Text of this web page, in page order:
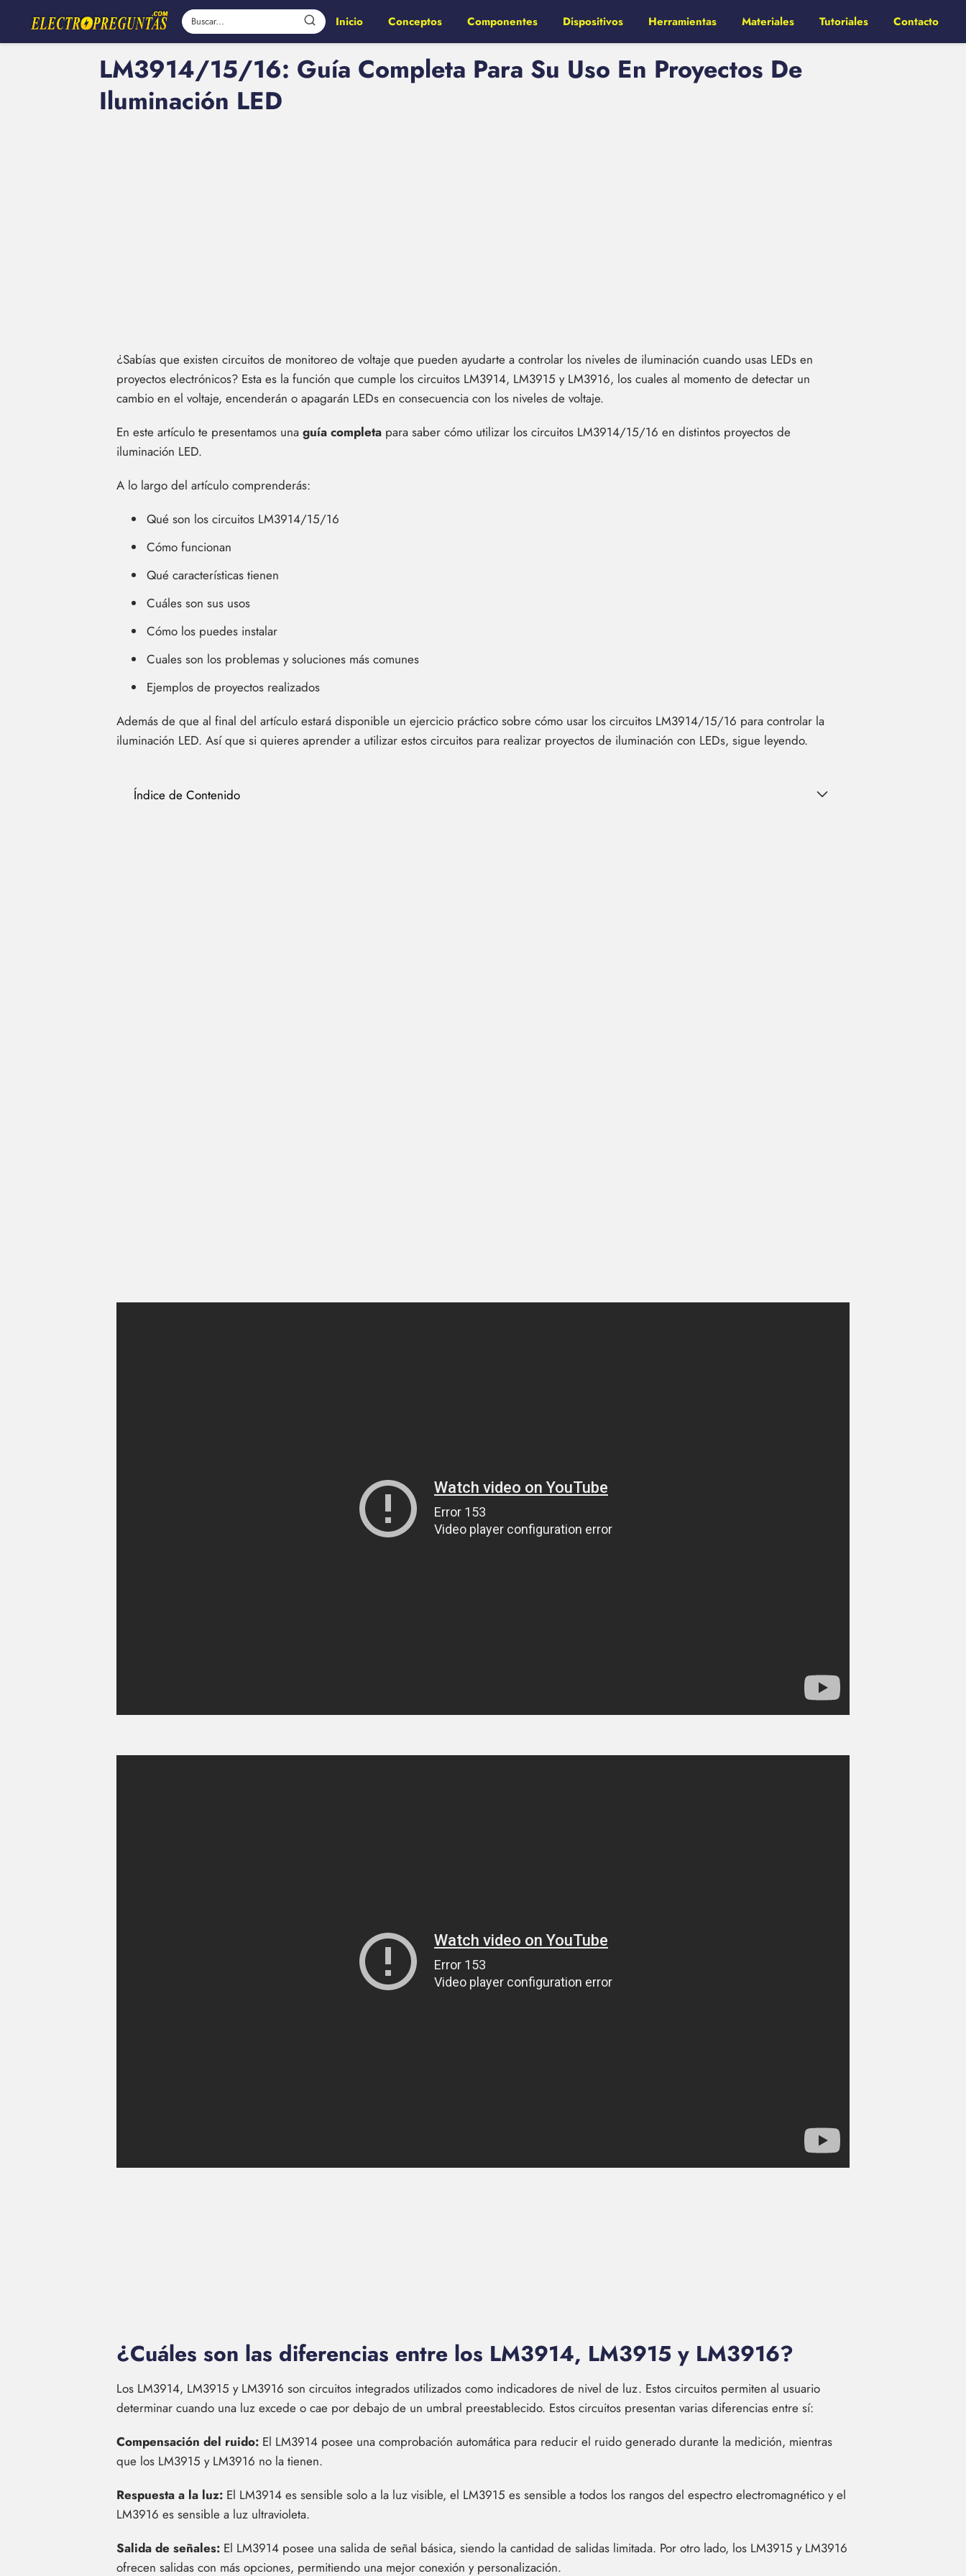
Inicio Conceptos Componentes Dispositivos Herramientas Materiales Tutoriales Contacto
LM3914/15/16: Guía Completa Para Su Uso En Proyectos De
Iluminación LED
¿Sabías que existen circuitos de monitoreo de voltaje que pueden ayudarte a controlar los niveles de iluminación cuando usas LEDs en
proyectos electrónicos? Esta es la función que cumple los circuitos LM3914, LM3915 y LM3916, los cuales al momento de detectar un
cambio en el voltaje, encenderán o apagarán LEDs en consecuencia con los niveles de voltaje.
En este artículo te presentamos una guía completa para saber cómo utilizar los circuitos LM3914/15/16 en distintos proyectos de
iluminación LED.
A lo largo del artículo comprenderás:
Qué son los circuitos LM3914/15/16
Cómo funcionan
Qué características tienen
Cuáles son sus usos
Cómo los puedes instalar
Cuales son los problemas y soluciones más comunes
Ejemplos de proyectos realizados
Además de que al final del artículo estará disponible un ejercicio práctico sobre cómo usar los circuitos LM3914/15/16 para controlar la
iluminación LED. Así que si quieres aprender a utilizar estos circuitos para realizar proyectos de iluminación con LEDs, sigue leyendo.
Índice de Contenido
¿Cuáles son las diferencias entre los LM3914, LM3915 y LM3916?
Los LM3914, LM3915 y LM3916 son circuitos integrados utilizados como indicadores de nivel de luz. Estos circuitos permiten al usuario
determinar cuando una luz excede o cae por debajo de un umbral preestablecido. Estos circuitos presentan varias diferencias entre sí:
Compensación del ruido: El LM3914 posee una comprobación automática para reducir el ruido generado durante la medición, mientras
que los LM3915 y LM3916 no la tienen.
Respuesta a la luz: El LM3914 es sensible solo a la luz visible, el LM3915 es sensible a todos los rangos del espectro electromagnético y el
LM3916 es sensible a luz ultravioleta.
Salida de señales: El LM3914 posee una salida de señal básica, siendo la cantidad de salidas limitada. Por otro lado, los LM3915 y LM3916
ofrecen salidas con más opciones, permitiendo una mejor conexión y personalización.